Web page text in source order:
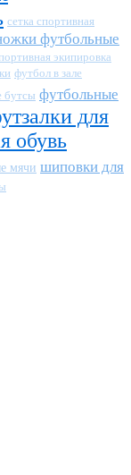
сетка спортивная
футбольные
экипировка
футбол в зале
бутсы футбольные
для
обувь
мячи шиповки для